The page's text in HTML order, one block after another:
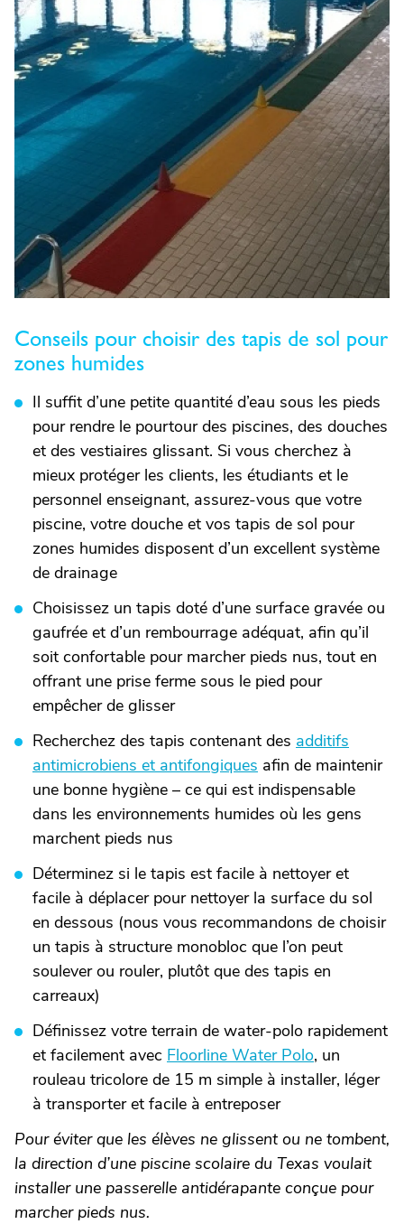
Conseils pour choisir des tapis de sol pour
zones humides
Il suffit d’une petite quantité d’eau sous les pieds
pour rendre le pourtour des piscines, des douches
et des vestiaires glissant. Si vous cherchez à
mieux protéger les clients, les étudiants et le
personnel enseignant, assurez-vous que votre
piscine, votre douche et vos tapis de sol pour
zones humides disposent d’un excellent système
de drainage
Choisissez un tapis doté d’une surface gravée ou
gaufrée et d’un rembourrage adéquat, afin qu’il
soit confortable pour marcher pieds nus, tout en
offrant une prise ferme sous le pied pour
empêcher de glisser
Recherchez des tapis contenant des additifs
antimicrobiens et antifongiques afin de maintenir
une bonne hygiène – ce qui est indispensable
dans les environnements humides où les gens
marchent pieds nus
Déterminez si le tapis est facile à nettoyer et
facile à déplacer pour nettoyer la surface du sol
en dessous (nous vous recommandons de choisir
un tapis à structure monobloc que l’on peut
soulever ou rouler, plutôt que des tapis en
carreaux)
Définissez votre terrain de water-polo rapidement
et facilement avec Floorline Water Polo, un
rouleau tricolore de 15 m simple à installer, léger
à transporter et facile à entreposer
Pour éviter que les élèves ne glissent ou ne tombent,
la direction d’une piscine scolaire du Texas voulait
installer une passerelle antidérapante conçue pour
marcher pieds nus.